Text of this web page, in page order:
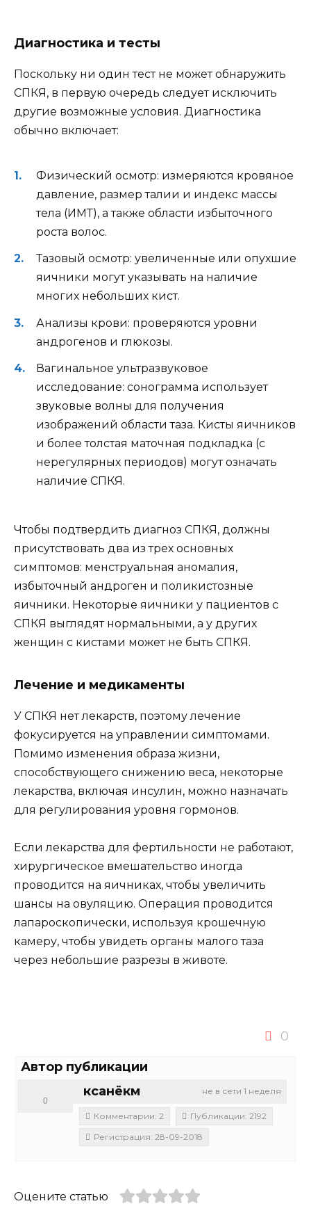
Диагностика и тесты
Поскольку ни один тест не может обнаружить
СПКЯ, в первую очередь следует исключить
другие возможные условия. Диагностика
обычно включает:
Физический осмотр: измеряются кровяное
давление, размер талии и индекс массы
тела (ИМТ), а также области избыточного
роста волос.
Тазовый осмотр: увеличенные или опухшие
яичники могут указывать на наличие
многих небольших кист.
Анализы крови: проверяются уровни
андрогенов и глюкозы.
Вагинальное ультразвуковое
исследование: сонограмма использует
звуковые волны для получения
изображений области таза. Кисты яичников
и более толстая маточная подкладка (с
нерегулярных периодов) могут означать
наличие СПКЯ.
Чтобы подтвердить диагноз СПКЯ, должны
присутствовать два из трех основных
симптомов: менструальная аномалия,
избыточный андроген и поликистозные
яичники. Некоторые яичники у пациентов с
СПКЯ выглядят нормальными, а у других
женщин с кистами может не быть СПКЯ.
Лечение и медикаменты
У СПКЯ нет лекарств, поэтому лечение
фокусируется на управлении симптомами.
Помимо изменения образа жизни,
способствующего снижению веса, некоторые
лекарства, включая инсулин, можно назначать
для регулирования уровня гормонов.
Если лекарства для фертильности не работают,
хирургическое вмешательство иногда
проводится на яичниках, чтобы увеличить
шансы на овуляцию. Операция проводится
лапароскопически, используя крошечную
камеру, чтобы увидеть органы малого таза
через небольшие разрезы в животе.
0
Автор публикации
не в сети 1 неделя
ксанёкм
0
Комментарии: 2
Публикации: 2192
Регистрация: 28-09-2018
Оцените статью